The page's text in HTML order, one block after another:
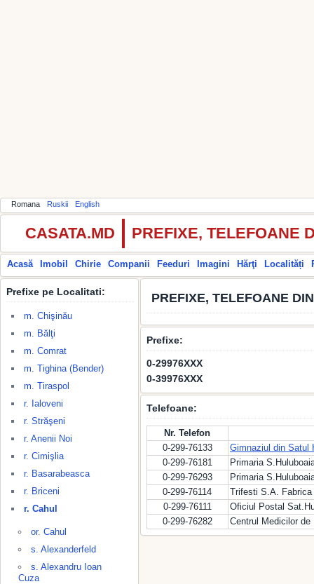
Romana Ruskii English
CASATA.MD PREFIXE, TELEFOANE
Acasă Imobil Chirie Companii Feeduri Imagini Hărţi Localități
Prefixe pe Localitati:
m. Chişinău
m. Bălţi
m. Comrat
m. Tighina (Bender)
m. Tiraspol
r. Ialoveni
r. Străşeni
r. Anenii Noi
r. Cimişlia
r. Basarabeasca
r. Briceni
r. Cahul
or. Cahul
s. Alexanderfeld
s. Alexandru Ioan
Cuza
PREFIXE, TELEFOANE
Prefixe:
0-29976XXX
0-39976XXX
Telefoane:
Nr. Telefon
0-299-76133
Gimnaziul din Satul
0-299-76181
Primaria
0-299-76293
Primaria
0-299-76114
Trifesti S.A.
0-299-76111
Oficiul Postal
0-299-76282
Centrul Medicilor